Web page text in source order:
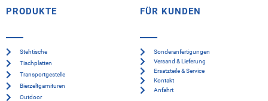
PRODUKTE
Stehtische
Tischplatten
Transportgestelle
Bierzeltgarnituren
Outdoor
FÜR KUNDEN
Sonderanfertigungen
Versand & Lieferung
Ersatzteile & Service
Kontakt
Anfahrt